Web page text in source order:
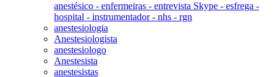
anestésico - enfermeiras - entrevista Skype - esfrega -
hospital - instrumentador - nhs - rgn
anestesiologia
Anestesiologista
anestesiologo
Anestesista
anestesistas